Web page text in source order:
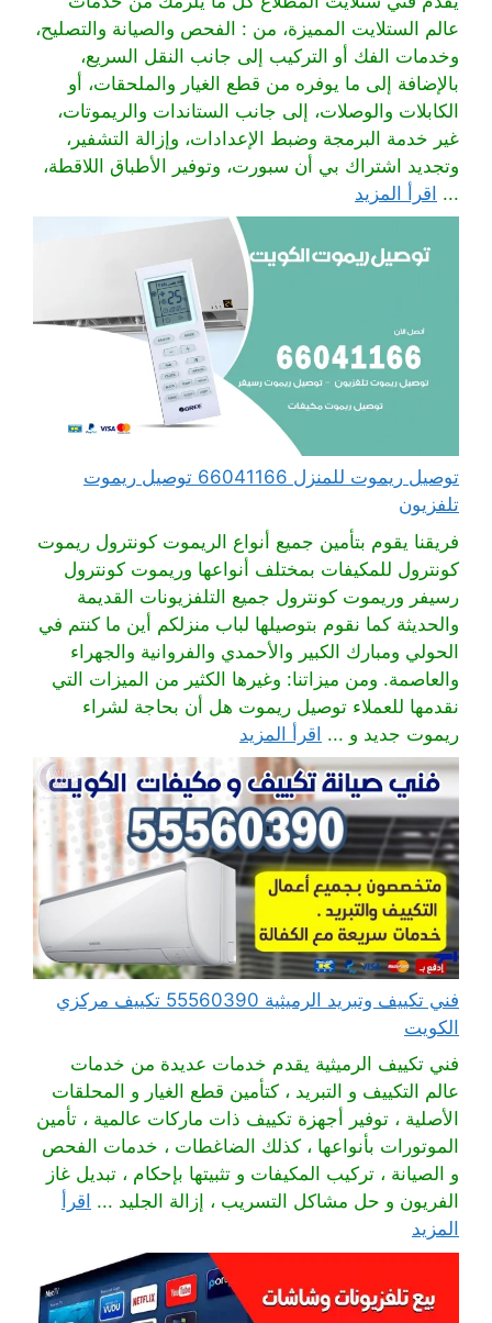
عالم الستلايت المميزة، من : الفحص والصيانة والتصليح،
وخدمات الفك أو التركيب إلى جانب النقل السريع،
بالإضافة إلى ما يوفره من قطع الغيار والملحقات، أو
الكابلات والوصلات، إلى جانب الستاندات والريموتات،
غير خدمة البرمجة وضبط الإعدادات، وإزالة التشفير،
وتجديد اشتراك بي أن سبورت، وتوفير الأطباق اللاقطة،
... اقرأ المزيد
توصيل ريموت للمنزل 66041166 توصيل ريموت
تلفزيون
فريقنا يقوم بتأمين جميع أنواع الريموت كونترول ريموت
كونترول للمكيفات بمختلف أنواعها وريموت كونترول
رسيفر وريموت كونترول جميع التلفزيونات القديمة
والحديثة كما نقوم بتوصيلها لباب منزلكم أين ما كنتم في
الحولي ومبارك الكبير والأحمدي والفروانية والجهراء
والعاصمة. ومن ميزاتنا: وغيرها الكثير من الميزات التي
نقدمها للعملاء توصيل ريموت هل أن بحاجة لشراء
ريموت جديد و ... اقرأ المزيد
فني تكييف وتبريد الرميثية 55560390 تكييف مركزي
الكويت
فني تكييف الرميثية يقدم خدمات عديدة من خدمات
عالم التكييف و التبريد ، كتأمين قطع الغيار و المحلقات
الأصلية ، توفير أجهزة تكييف ذات ماركات عالمية ، تأمين
الموتورات بأنواعها ، كذلك الضاغطات ، خدمات الفحص
و الصيانة ، تركيب المكيفات و تثبيتها بإحكام ، تبديل غاز
الفريون و حل مشاكل التسريب ، إزالة الجليد ... اقرأ
المزيد